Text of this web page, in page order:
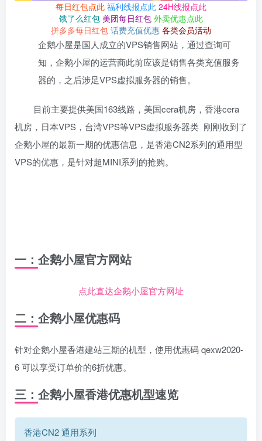
每日红包点此 福利线报点此 24H线报点此
饿了么红包 美团每日红包 外卖优惠点此
拼多多每日红包 话费充值优惠 各类会员活动
企鹅小屋是国人成立的VPS销售网站，通过查询可
知，企鹅小屋的运营商此前应该是销售各类充值服务
器的，之后涉足VPS虚拟服务器的销售。
目前主要提供美国163线路，美国cera机房，香港cera
机房，日本VPS，台湾VPS等VPS虚拟服务器类 刚刚收到了
企鹅小屋的最新一期的优惠信息，是香港CN2系列的通用型
VPS的优惠，是针对超MINI系列的抢购。
一：企鹅小屋官方网站
点此直达企鹅小屋官方网址
二：企鹅小屋优惠码
针对企鹅小屋香港建站三期的机型，使用优惠码 qexw2020-
6 可以享受订单价的6折优惠。
三：企鹅小屋香港优惠机型速览
香港CN2 通用系列